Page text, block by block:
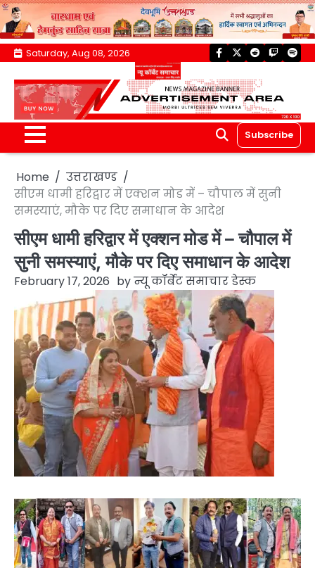
Skip
content
Saturday, Aug 08, 2026 facebook
twitterreddittwitch
Subscribe
Home
उत्तराखण्ड
सीएम धामी हरिद्वार में एक्शन मोड में – चौपाल में सुनी
समस्याएं, मौके पर दिए समाधान के आदेश
सीएम धामी हरिद्वार में एक्शन मोड में – चौपाल में
सुनी समस्याएं, मौके पर दिए समाधान के आदेश
February 17, 2026 byन्यू कॉर्बेट समाचार डेस्क